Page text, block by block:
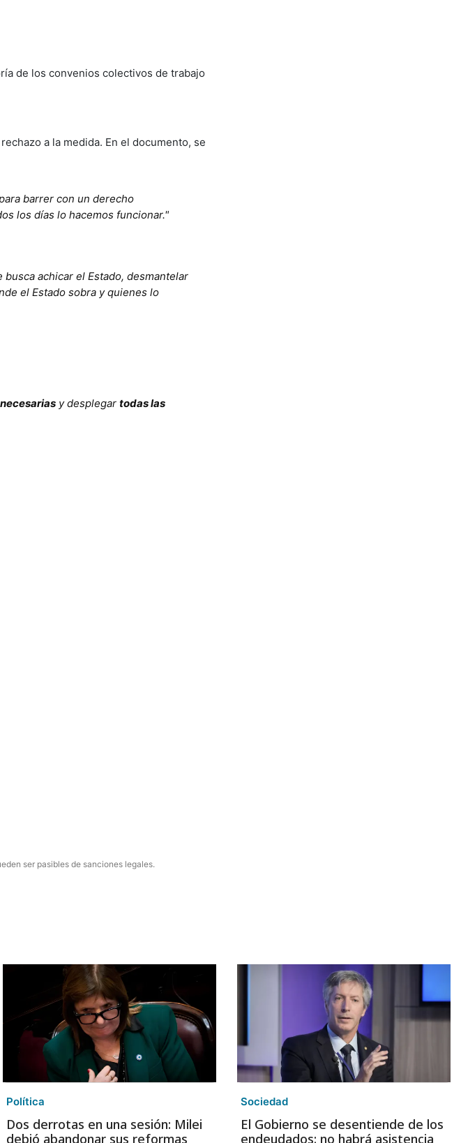
de los convenios colectivos de trabajo
a la medida. En el documento, se
barrer con un derecho
los días lo hacemos funcionar."
achicar el Estado, desmantelar
el Estado sobra y quienes lo
y desplegar todas las
ser pasibles de sanciones legales.
Política
Dos derrotas en una sesión: Milei
debió abandonar sus reformas
Sociedad
El Gobierno se desentiende de los
endeudados: no habrá asistencia